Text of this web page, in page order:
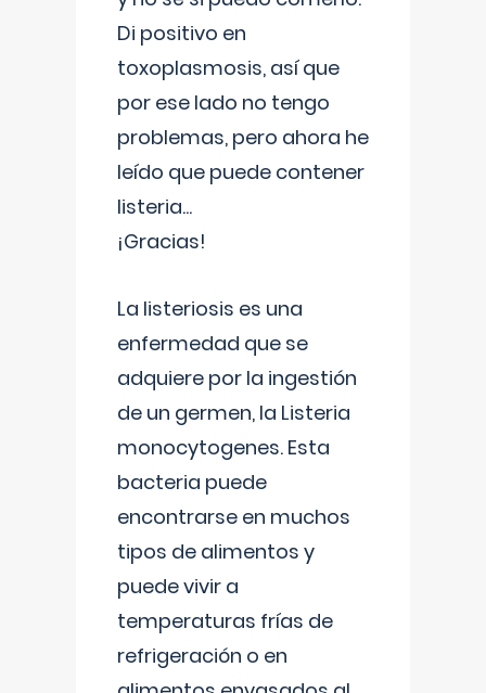
Di positivo en
toxoplasmosis, así que
por ese lado no tengo
problemas, pero ahora he
leído que puede contener
listeria...
¡Gracias!
La listeriosis es una
enfermedad que se
adquiere por la ingestión
de un germen, la Listeria
monocytogenes. Esta
bacteria puede
encontrarse en muchos
tipos de alimentos y
puede vivir a
temperaturas frías de
refrigeración o en